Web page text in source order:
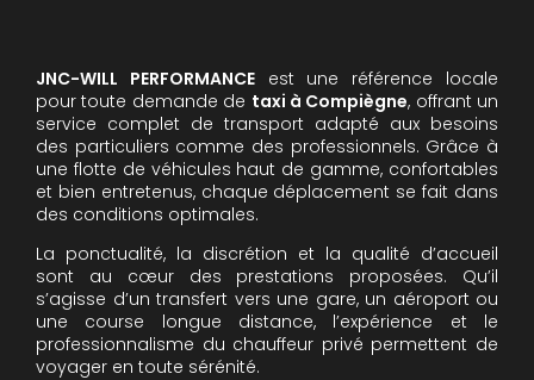
JNC-WILL PERFORMANCEest une référence locale
pour toute demande de taxi à Compiègne, offrant un
service complet de transport adapté aux besoins
des particuliers comme des professionnels. Grâce à
une flotte de véhicules haut de gamme, confortables
et bien entretenus, chaque déplacement se fait dans
des conditions optimales.
La ponctualité, la discrétion et la qualité d’accueil
sont au cœur des prestations proposées. Qu’il
s’agisse d’un transfert vers une gare, un aéroport ou
une course longue distance, l’expérience et le
professionnalisme du chauffeur privé permettent de
voyager en toute sérénité.